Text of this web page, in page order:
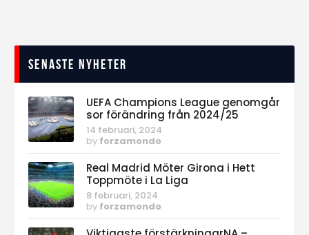
Senaste nyheter
UEFA Champions League genomgår
sor förändring från 2024/25
14 februari, 2024
by forzamondo
Real Madrid Möter Girona i Hett
Toppmöte i La Liga
8 februari, 2024
by forzamondo